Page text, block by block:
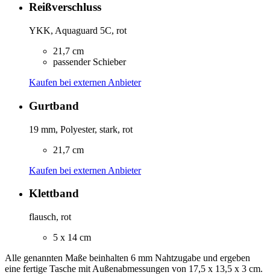
Reißverschluss
YKK, Aquaguard 5C, rot
21,7 cm
passender Schieber
Kaufen bei externen Anbieter
Gurtband
19 mm, Polyester, stark, rot
21,7 cm
Kaufen bei externen Anbieter
Klettband
flausch, rot
5 x 14 cm
Alle genannten Maße beinhalten 6 mm Nahtzugabe und ergeben
eine fertige Tasche mit Außenabmessungen von 17,5 x 13,5 x 3 cm.